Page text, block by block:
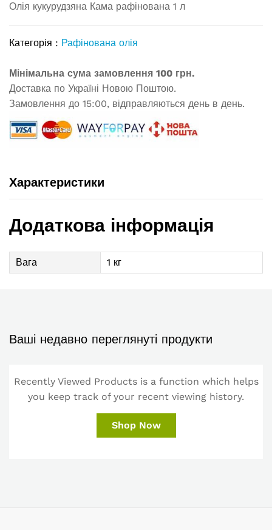
Олія кукурудзяна Кама рафінована 1 л
Категорія : Рафінована олія
Мінімальна сума замовлення 100 грн.
Доставка по Україні Новою Поштою.
Замовлення до 15:00, відправляються день в день.
Характеристики
Додаткова інформація
Вага 1 кг
Ваші недавно переглянуті продукти
Recently Viewed Products is a function which helps
you keep track of your recent viewing history.
Shop Now